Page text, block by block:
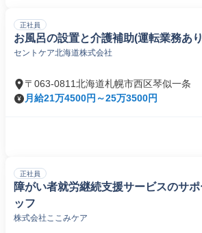
正社員
お風呂の設置と介護補助(運転業務あ
セントケア北海道株式会社
〒063-0811北海道札幌市西区琴似一条
月給21万4500円～25万3500円
正社員
障がい者就労継続支援サービスのサ
ッフ
株式会社ここみケア